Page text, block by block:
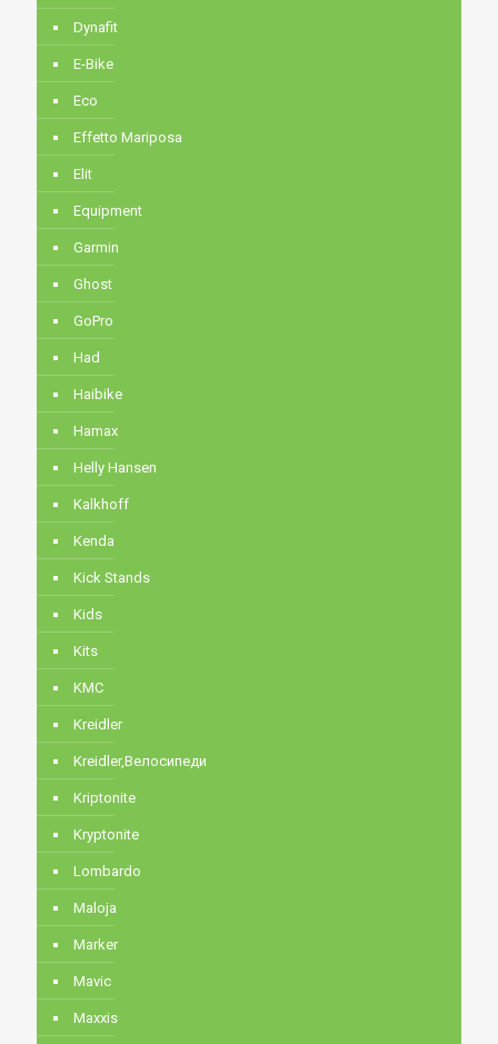
Dynafit
E-Bike
Eco
Effetto Mariposa
Elit
Equipment
Garmin
Ghost
GoPro
Had
Haibike
Hamax
Helly Hansen
Kalkhoff
Kenda
Kick Stands
Kids
Kits
KMC
Kreidler
Kreidler,Велосипеди
Kriptonite
Kryptonite
Lombardo
Maloja
Marker
Mavic
Maxxis